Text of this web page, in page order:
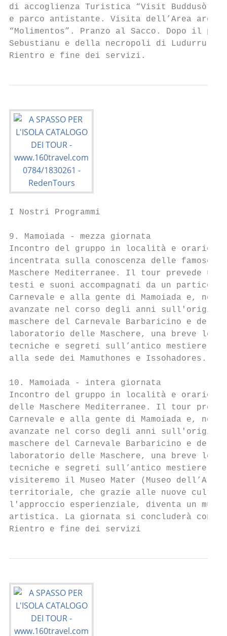
di accoglienza Turistica “Visit Buddusò”.
e parco antistante. Visita dell’Area
“Molimentos”. Pranzo al Sacco. Dopo il
Sebustianu e della necropoli di Ludurru.
Rientro e fine dei servizi.
I Nostri Programmi
9. Mamoiada - mezza giornata
Incontro del gruppo in località e orario
incentrata sulla conoscenza delle famose
Maschere Mediterranee. Il tour prevede
testi e suoni accompagnati da un
Carnevale e alla gente di Mamoiada e,
avanzate nel corso degli anni sull'origine
maschere del Carnevale Barbaricino e
laboratorio delle Maschere, una breve
tecniche e segreti sull’antico mestiere
alla sede dei Mamuthones e Issohadores.
10. Mamoiada - intera giornata
Incontro del gruppo in località e orario
delle Maschere Mediterranee. Il tour
Carnevale e alla gente di Mamoiada e,
avanzate nel corso degli anni sull'origine
maschere del Carnevale Barbaricino e
laboratorio delle Maschere, una breve
tecniche e segreti sull’antico mestiere del
visiteremo il Museo Mater (Museo
territoriale, che grazie alle nuove culture
l'approccio esperienziale, diventa un
artistica. La giornata si concluderà con la
Rientro e fine dei servizi